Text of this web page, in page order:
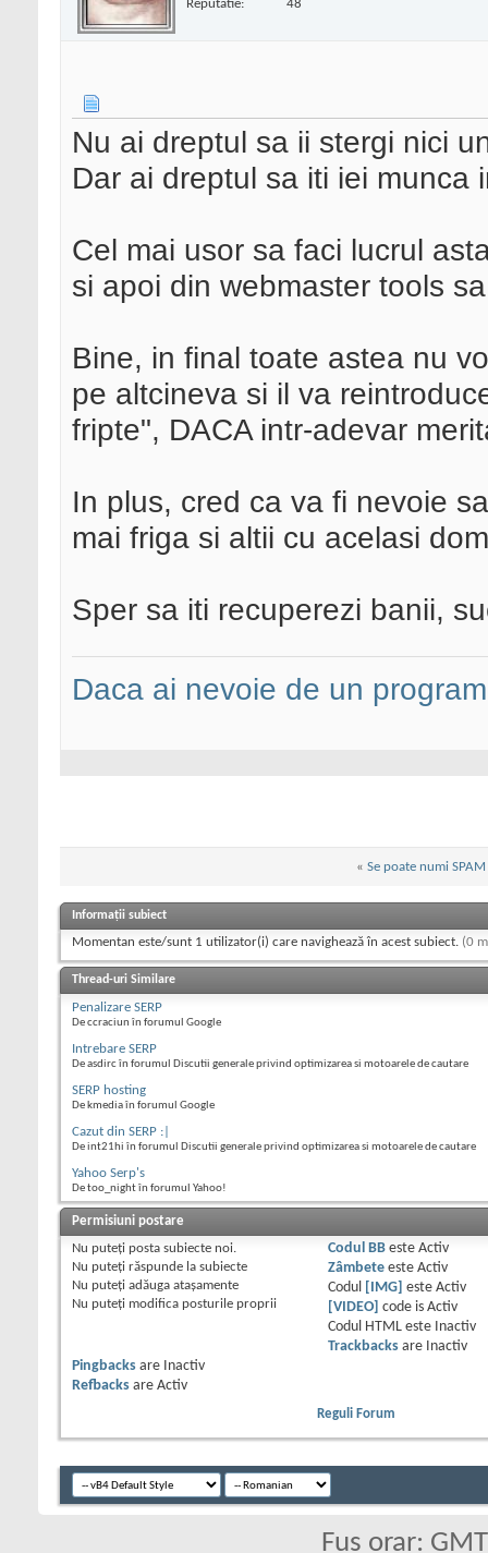
Reputatie: 48
Nu ai dreptul sa ii stergi nici
Dar ai dreptul sa iti iei munca
Cel mai usor sa faci lucrul
si apoi din webmaster tools
Bine, in final toate astea nu
pe altcineva si il va
fripte", DACA intr-adevar
In plus, cred ca va fi nevoie
mai friga si altii cu acelasi
Sper sa iti recuperezi banii,
Daca ai nevoie de un
« Se poate numi SPAM
Informații subiect
Momentan este/sunt 1 utilizator(i) care navighează în acest subiect. (0
Thread-uri Similare
Penalizare SERP
De ccraciun în forumul Google
Intrebare SERP
De asdirc în forumul Discutii generale privind optimizarea si motoarele de cautare
SERP hosting
De kmedia în forumul Google
Cazut din SERP :|
De int21hi în forumul Discutii generale privind optimizarea si motoarele de cautare
Yahoo Serp's
De too_night în forumul Yahoo!
Permisiuni postare
Nu puteţi posta subiecte noi.
Nu puteţi răspunde la subiecte
Nu puteţi adăuga ataşamente
Nu puteţi modifica posturile proprii
Codul BBeste Activ
Zâmbeteeste Activ
Codul
[IMG] este Activ
[VIDEO] code is Activ
Codul HTML este
Inactiv
Trackbacksare
Inactiv
Pingbacks are
Inactiv
Refbacks are Activ
Reguli Forum
Fus orar: